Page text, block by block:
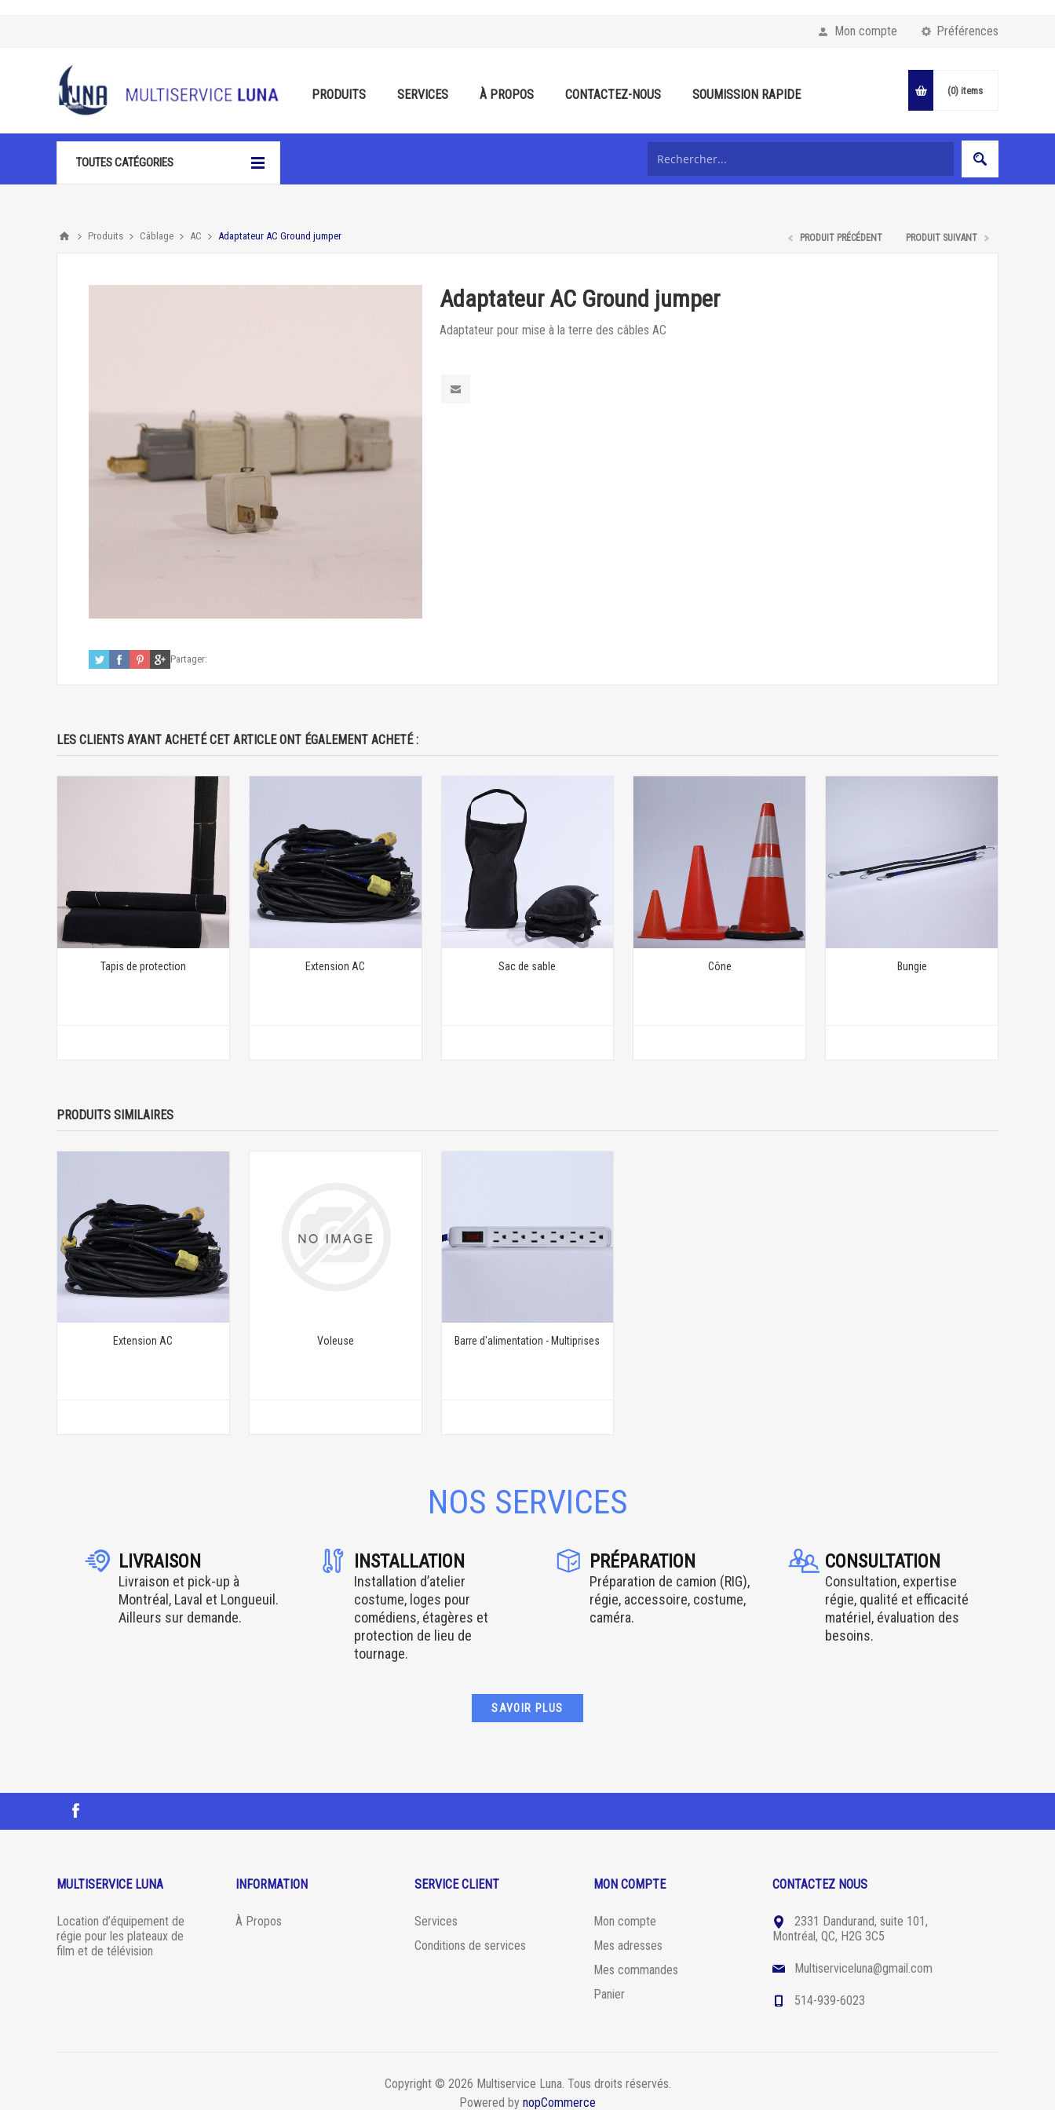
Préférences
Mon compte
PRODUITS SERVICES À PROPOS CONTACTEZ-NOUS SOUMISSION RAPIDE (0) items
TOUTES CATÉGORIES
Produits Câblage AC Adaptateur AC Ground jumper PRODUIT PRÉCÉDENT PRODUIT SUIVANT
Adaptateur AC Ground jumper
Adaptateur pour mise à la terre des câbles AC
Partager:
LES CLIENTS AYANT ACHETÉ CET ARTICLE ONT ÉGALEMENT ACHETÉ :
Tapis de protection Extension AC Sac de sable Cône Bungie
PRODUITS SIMILAIRES
Extension AC Voleuse Barre d'alimentation - Multiprises
NOS SERVICES
LIVRAISON
Livraison et pick-up à
Montréal, Laval et Longueuil.
Ailleurs sur demande.
INSTALLATION
Installation d’atelier
costume, loges pour
comédiens, étagères et
protection de lieu de
tournage.
PRÉPARATION
Préparation de camion (RIG),
régie, accessoire, costume,
caméra.
CONSULTATION
Consultation, expertise
régie, qualité et efficacité
matériel, évaluation des
besoins.
SAVOIR PLUS
MULTISERVICE LUNA
Location d’équipement de
régie pour les plateaux de
film et de télévision
INFORMATION
À Propos
SERVICE CLIENT
Services
Conditions de services
MON COMPTE
Mon compte
Mes adresses
Mes commandes
Panier
CONTACTEZ NOUS
2331 Dandurand, suite 101,
Montréal, QC, H2G 3C5
Multiserviceluna@gmail.com
514-939-6023
Copyright © 2026 Multiservice Luna. Tous droits réservés.
Powered by nopCommerce